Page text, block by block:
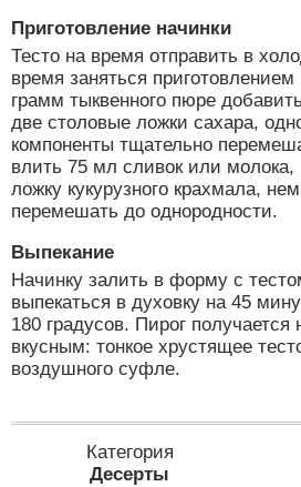
Приготовление начинки
Тесто на время отправить в
время заняться
грамм тыквенного пюре
две столовые ложки сахара,
компоненты тщательно
влить 75 мл сливок или молока,
ложку кукурузного крахмала,
перемешать до однородности.
Выпекание
Начинку залить в форму с
выпекаться в духовку на 45
180 градусов. Пирог получается
вкусным: тонкое хрустящее
воздушного суфле.
Категория
Десерты